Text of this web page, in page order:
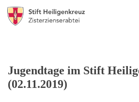
Jugendtage im Stift
(02.11.2019)